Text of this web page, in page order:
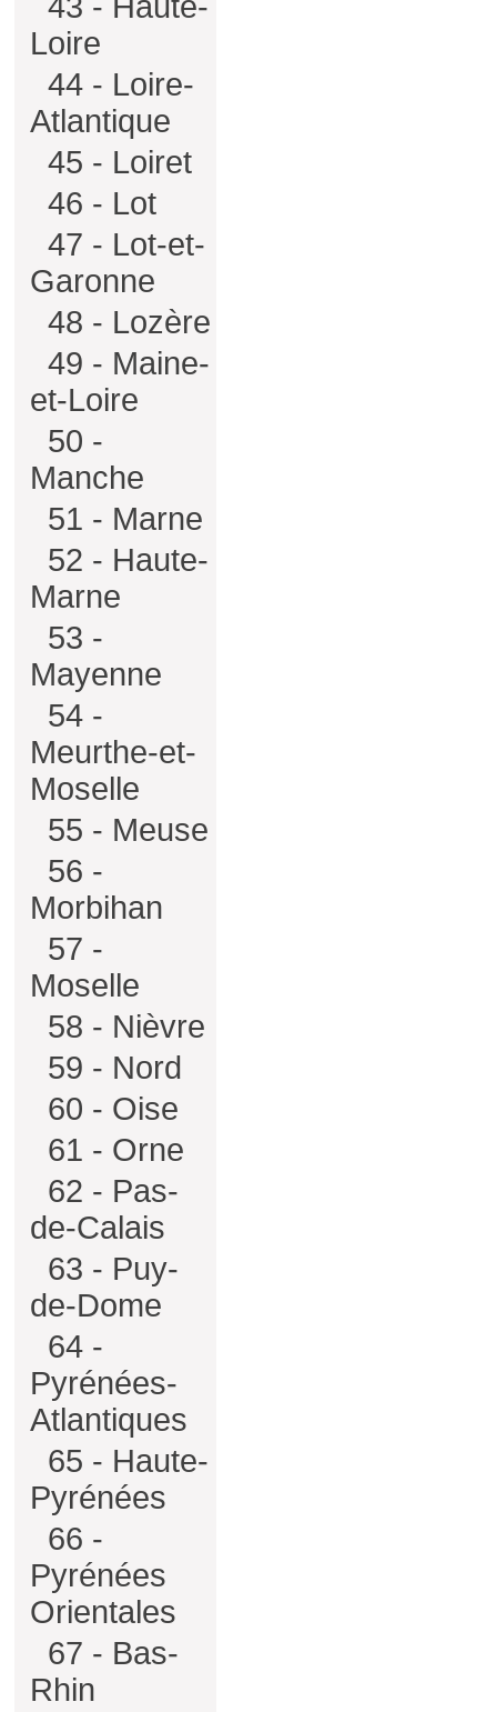
Loire
44 - Loire-
Atlantique
45 - Loiret
46 - Lot
47 - Lot-et-
Garonne
48 - Lozère
49 - Maine-
et-Loire
50 -
Manche
51 - Marne
52 - Haute-
Marne
53 -
Mayenne
54 -
Meurthe-et-
Moselle
55 - Meuse
56 -
Morbihan
57 -
Moselle
58 - Nièvre
59 - Nord
60 - Oise
61 - Orne
62 - Pas-
de-Calais
63 - Puy-
de-Dome
64 -
Pyrénées-
Atlantiques
65 - Haute-
Pyrénées
66 -
Pyrénées
Orientales
67 - Bas-
Rhin